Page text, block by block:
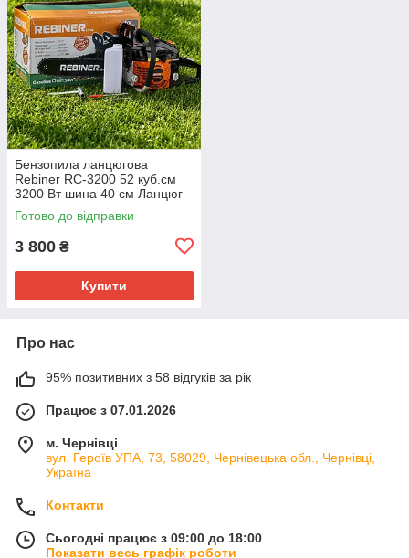
Бензопила ланцюгова
Rebiner RC-3200 52 куб.см
3200 Вт шина 40 см Ланцюг
Oregon
Готово до відправки
3 800 ₴
Купити
Про нас
95% позитивних з 58 відгуків за рік
Працює з 07.01.2026
м. Чернівці
вул. Героїв УПА, 73, 58029, Чернівецька обл., Чернівці,
Україна
Контакти
Сьогодні працює з 09:00 до 18:00
Показати весь графік роботи